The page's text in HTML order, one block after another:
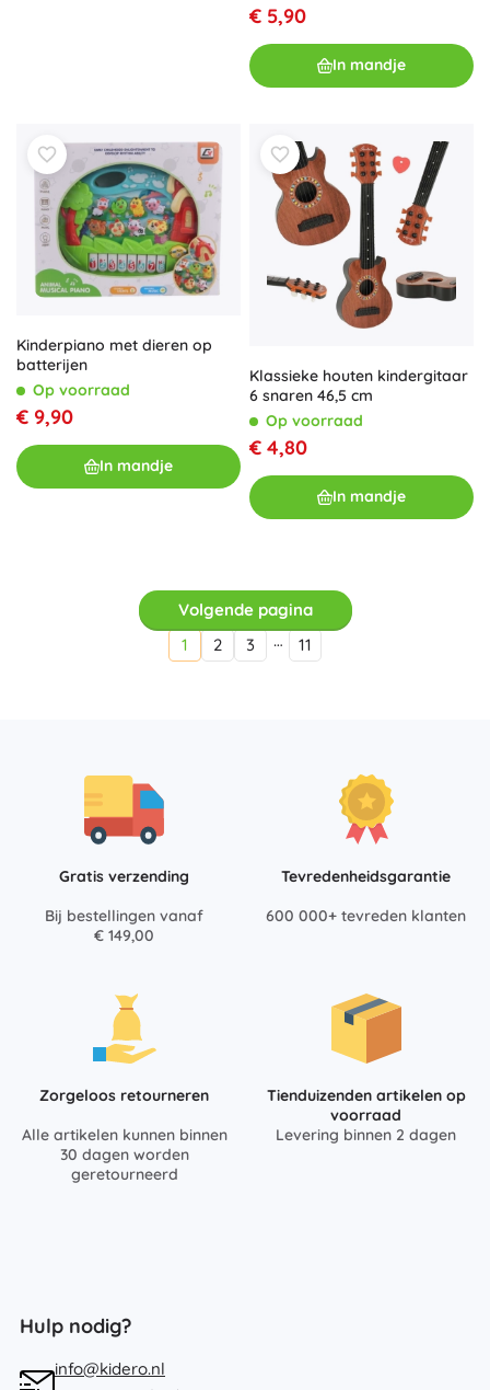
€ 5,90
In mandje
Kinderpiano met dieren op
batterijen
Op voorraad
€ 9,90
In mandje
Klassieke houten kindergitaar
6 snaren 46,5 cm
Op voorraad
€ 4,80
In mandje
Volgende pagina
1
2 3 … 11
Gratis verzending
Bij bestellingen vanaf
€ 149,00
Tevredenheidsgarantie
600 000+ tevreden klanten
Zorgeloos retourneren
Alle artikelen kunnen binnen
30 dagen worden
geretourneerd
Tienduizenden artikelen op
voorraad
Levering binnen 2 dagen
Hulp nodig?
info@kidero.nl